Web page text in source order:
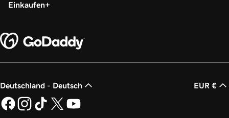
Einkaufen
Deutschland - Deutsch EUR €